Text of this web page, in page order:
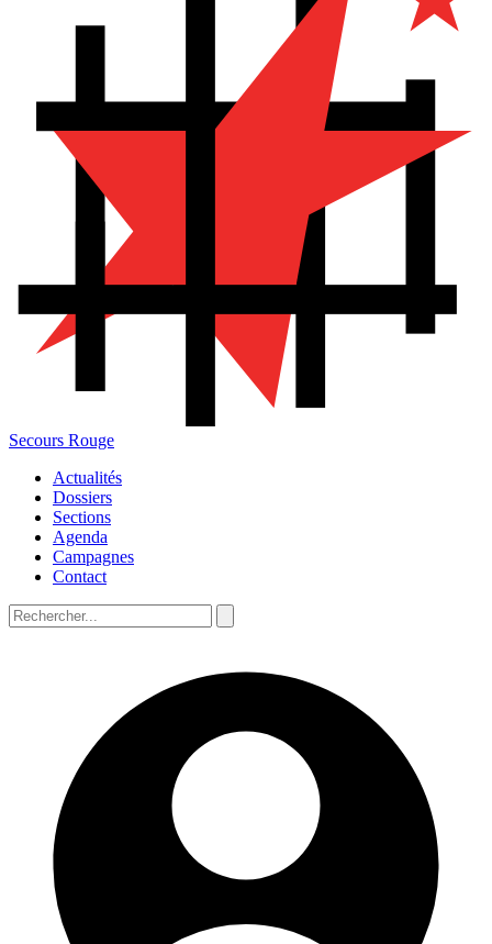
Secours Rouge
Actualités
Dossiers
Sections
Agenda
Campagnes
Contact